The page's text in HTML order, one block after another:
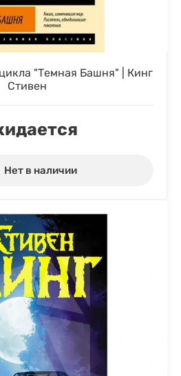
"Темная Башня" | Кинг
Стивен
Нет в наличии